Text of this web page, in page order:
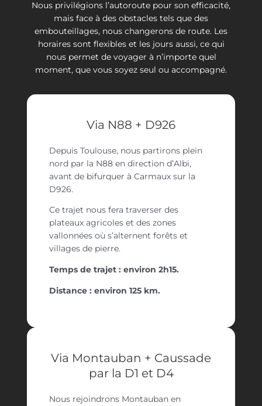
Nous privilégions l’autoroute pour son efficacité,
mais face à des obstacles tels que des
embouteillages, nous changerons de route. Les
horaires sont flexibles et les jours aussi, ce qui
nous permet de voyager à n’importe quel
moment, que vous soyez seul ou accompagné.
Via N88 + D926
Depuis Toulouse, nous partirons plein
nord par la N88 en direction d’Albi,
avant de bifurquer à Carmaux sur la
D926.
Ce trajet nous fera traverser des
plateaux agricoles et des zones
vallonnées où s’alternent forêts et
villages de pierre.
Temps de trajet : environ 2h15.
Distance : environ 125 km.
Via Montauban + Caussade
par la D1 et D4
Nous rejoindrons Montauban en